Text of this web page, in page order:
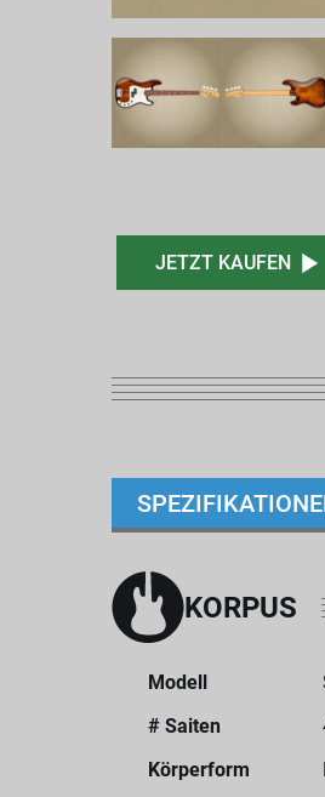
JETZT KAUFEN
KORPUS
Modell
# Saiten
Körperform